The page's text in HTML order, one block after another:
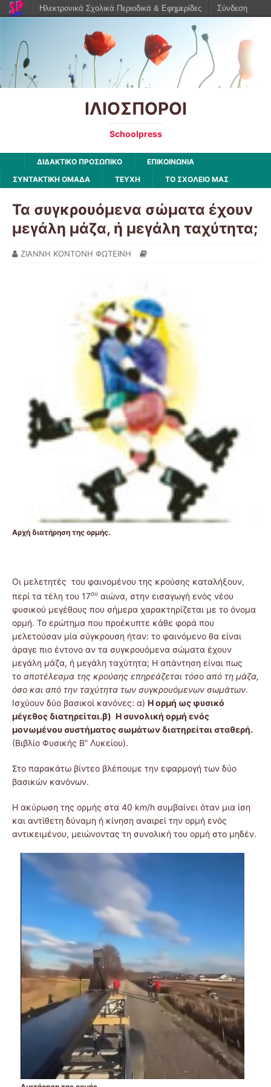
ΙΛΙΟΣΠΟΡΟΙ
Schoolpress
ΔΙΔΑΚΤΙΚΟ ΠΡΟΣΩΠΙΚΟ
ΕΠΙΚΟΙΝΩΝΙΑ
ΣΥΝΤΑΚΤΙΚΗ ΟΜΑΔΑ
ΤΕΥΧΗ ΤΟ ΣΧΟΛΕΙΟ ΜΑΣ
Τα συγκρουόμενα σώματα έχουν
μεγάλη μάζα, ή μεγάλη ταχύτητα;
ΖΙΑΝΝΗ ΚΟΝΤΟΝΗ ΦΩΤΕΙΝΗ
Αρχή διατήρηση της ορμής.
Οι μελετητές του φαινομένου της κρούσης καταλήξουν,
περί τα τέλη του 17ου αιώνα, στην εισαγωγή ενός νέου
φυσικού μεγέθους που σήμερα χαρακτηρίζεται με το όνομα
ορμή. Το ερώτημα που προέκυπτε κάθε φορά που
μελετούσαν μία σύγκρουση ήταν: το φαινόμενο θα είναι
άραγε πιο έντονο αν τα συγκρουόμενα σώματα έχουν
μεγάλη μάζα, ή μεγάλη ταχύτητα; Η απάντηση είναι πως
το αποτέλεσμα της κρούσης επηρεάζεται τόσο από τη μάζα,
όσο και από την ταχύτητα των συγκρουόμενων σωμάτων.
Ισχύουν δύο βασικοί κανόνες: α) Η ορμή ως φυσικό
μέγεθος διατηρείται.β) Η συνολική ορμή ενός
μονωμένου συστήματος σωμάτων διατηρείται σταθερή.
(Βιβλίο Φυσικής Β” Λυκείου).
Στο παρακάτω βίντεο βλέπουμε την εφαρμογή των δύο
βασικών κανόνων.
Η ακύρωση της ορμής στα 40 km/h συμβαίνει όταν μια ίση
και αντίθετη δύναμη ή κίνηση αναιρεί την ορμή ενός
αντικειμένου, μειώνοντας τη συνολική του ορμή στο μηδέν.
Ηλεκτρονικά Σχολικά Περιοδικά & Εφημερίδες Σύνδεση